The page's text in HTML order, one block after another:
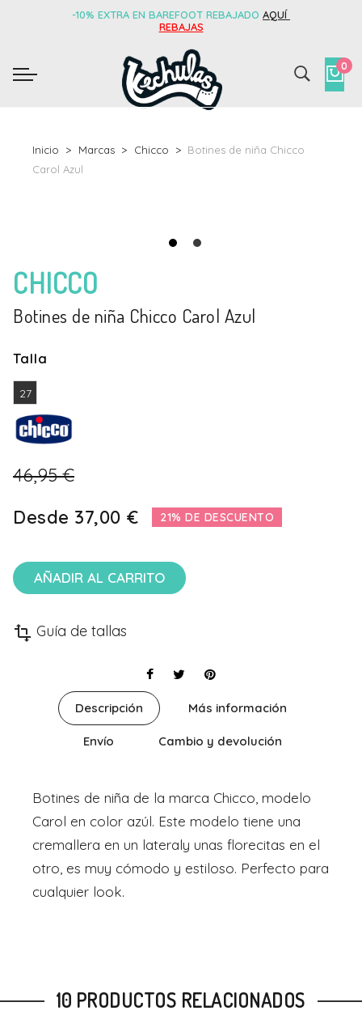
-10% EXTRA EN BAREFOOT REBAJADO AQUÍ
REBAJAS
0
Inicio Marcas Chicco
Botines de niña Chicco
Carol Azul
CHICCO
Botines de niña Chicco Carol Azul
Talla
27
46,95 €
Desde 37,00 € 21% DE DESCUENTO
AÑADIR AL CARRITO
transform Guía de tallas
Descripción Más información
Envío Cambio y devolución
Botines de niña de la marca Chicco, modelo
Carol en color azúl. Este modelo tiene una
cremallera en un lateraly unas florecitas en el
otro, es muy cómodo y estiloso. Perfecto para
cualquier look.
10 PRODUCTOS RELACIONADOS